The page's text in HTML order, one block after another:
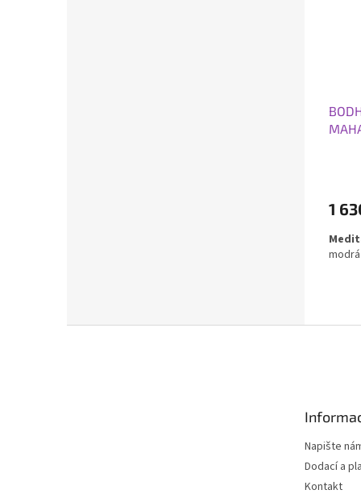
1
Napište
Dodací a
Kontakt